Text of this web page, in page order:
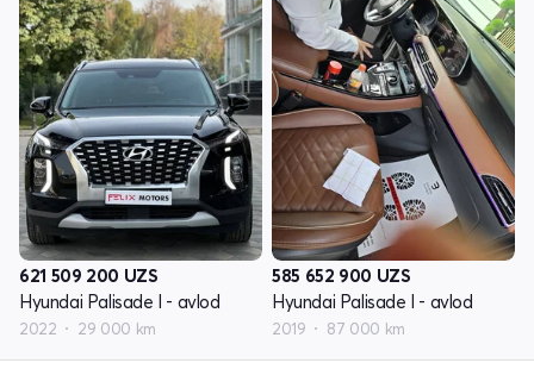
621 509 200 UZS
Hyundai Palisade I - avlod
2022 29 000 km
585 652 900 UZS
Hyundai Palisade I - avlod
2019 87 000 km